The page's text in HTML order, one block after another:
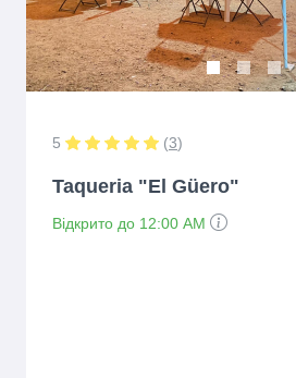
5 (3)
Taqueria "El Güero"
Відкрито до 12:00 AM